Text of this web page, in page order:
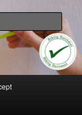
Sök